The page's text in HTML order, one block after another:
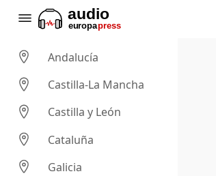
Andalucía
Castilla-La Mancha
Castilla y León
Cataluña
Galicia